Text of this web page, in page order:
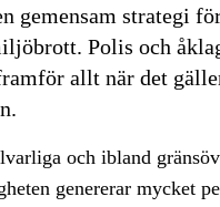
gemensam strategi
Polis och
allt när det
och ibland
genererar mycket